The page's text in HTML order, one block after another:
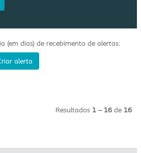
(em dias) de recebimento de alertas:
alerta
Resultados 1 – 16 de 16